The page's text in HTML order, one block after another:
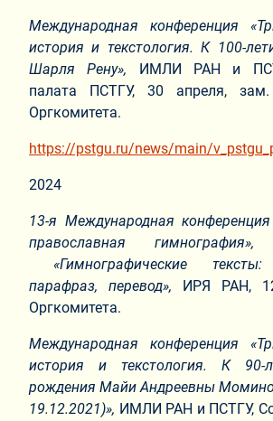
Международная конференция
история и текстология. К 100-
Шарля Рену», ИМЛИ РАН и
палата ПСТГУ, 30 апреля, зам.
Оргкомитета.
https://pstgu.ru/news/main/
2024
13-я Международная конференция
православная гимнография»,
«Гимнографические тексты:
парафраз, перевод»,
ИРЯ РАН,
Оргкомитета.
Международная конференция
история и текстология. К
рождения Майи Андреевны
19.12.2021)», ИМЛИ РАН и ПСТГУ,